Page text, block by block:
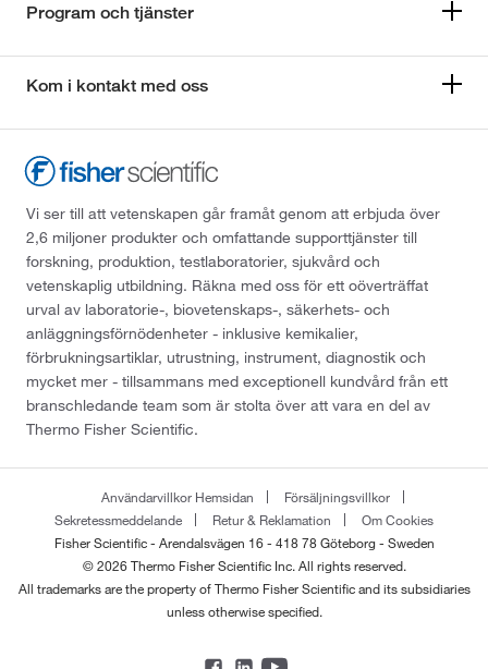
Program och tjänster
Kom i kontakt med oss
Vi ser till att vetenskapen går framåt genom att erbjuda över
2,6 miljoner produkter och omfattande supporttjänster till
forskning, produktion, testlaboratorier, sjukvård och
vetenskaplig utbildning. Räkna med oss för ett oöverträffat
urval av laboratorie-, biovetenskaps-, säkerhets- och
anläggningsförnödenheter - inklusive kemikalier,
förbrukningsartiklar, utrustning, instrument, diagnostik och
mycket mer - tillsammans med exceptionell kundvård från ett
branschledande team som är stolta över att vara en del av
Thermo Fisher Scientific.
Användarvillkor Hemsidan
Försäljningsvillkor
Sekretessmeddelande
Retur & Reklamation
Om Cookies
Fisher Scientific - Arendalsvägen 16 - 418 78 Göteborg - Sweden
© 2026 Thermo Fisher Scientific Inc. All rights reserved.
All trademarks are the property of Thermo Fisher Scientific and its subsidiaries
unless otherwise specified.